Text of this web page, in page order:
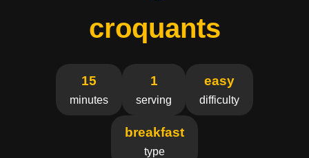
croquants
15
minutes
1
serving
easy
difficulty
breakfast
type